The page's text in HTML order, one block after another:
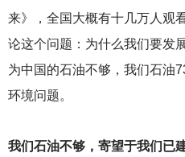
来》，全国大概有十几万人观
论这个问题：为什么我们要发
为中国的石油不够，我们石油
环境问题。
我们石油不够，寄望于我们已